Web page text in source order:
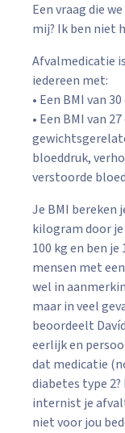
Een vraag die
mij? Ik ben niet
Afvalmedicatie
iedereen met:
• Een BMI van
• Een BMI van
bloeddruk,
verstoorde
Je BMI bereken
kilogram door
100 kg en ben je
mensen met
wel in
maar in veel
beoordeelt
eerlijk en
dat medicatie
diabetes type
internist je
niet voor jou